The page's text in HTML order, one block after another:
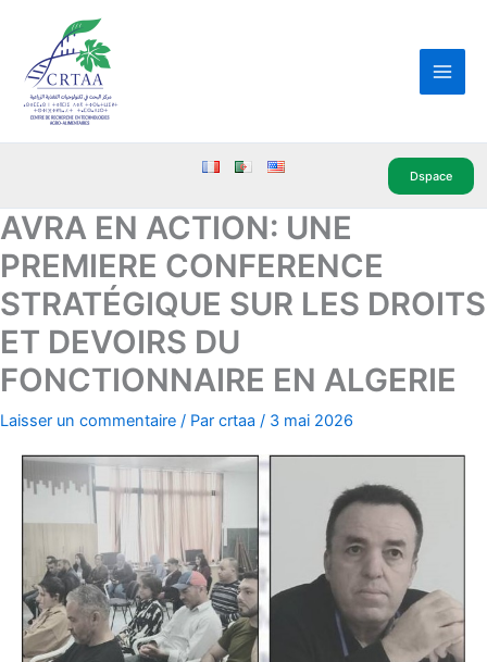
contenu
Dspace
AVRA EN ACTION: UNE
PREMIERE CONFERENCE
STRATÉGIQUE SUR LES DROITS
ET DEVOIRS DU
FONCTIONNAIRE EN ALGERIE
Laisser un commentaire / Par crtaa / 3 mai 2026